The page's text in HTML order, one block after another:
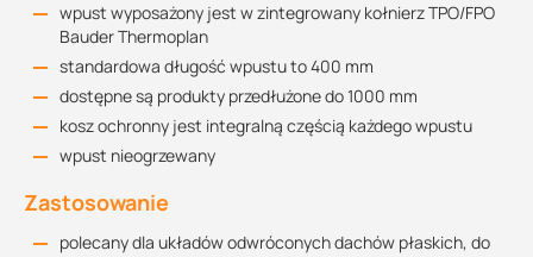
wpust wyposażony jest w zintegrowany kołnierz TPO/FPO
Bauder Thermoplan
standardowa długość wpustu to 400 mm
dostępne są produkty przedłużone do 1000 mm
kosz ochronny jest integralną częścią każdego wpustu
wpust nieogrzewany
Zastosowanie
polecany dla układów odwróconych dachów płaskich, do